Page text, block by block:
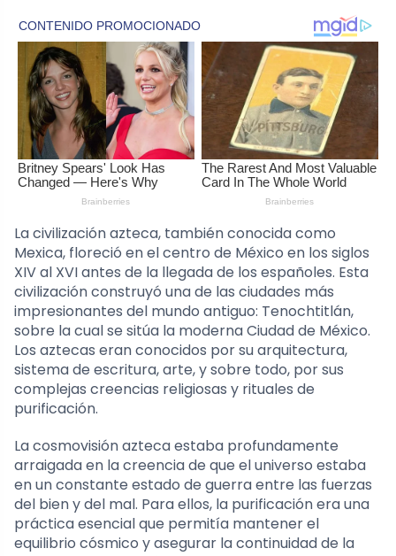
La civilización azteca, también conocida como
Mexica, floreció en el centro de México en los siglos
XIV al XVI antes de la llegada de los españoles. Esta
civilización construyó una de las ciudades más
impresionantes del mundo antiguo: Tenochtitlán,
sobre la cual se sitúa la moderna Ciudad de México.
Los aztecas eran conocidos por su arquitectura,
sistema de escritura, arte, y sobre todo, por sus
complejas creencias religiosas y rituales de
purificación.
La cosmovisión azteca estaba profundamente
arraigada en la creencia de que el universo estaba
en un constante estado de guerra entre las fuerzas
del bien y del mal. Para ellos, la purificación era una
práctica esencial que permitía mantener el
equilibrio cósmico y asegurar la continuidad de la